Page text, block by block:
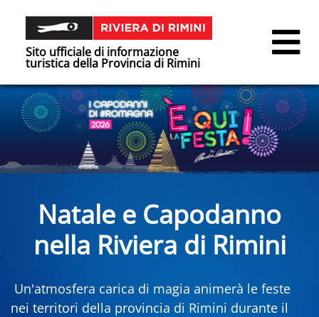
Sito ufficiale di informazione
turistica della Provincia di Rimini
Natale e Capodanno
nella Riviera di Rimini
Un'atmosfera carica di magia animerà le feste
nei territori della provincia di Rimini durante il